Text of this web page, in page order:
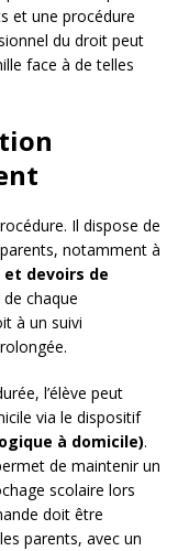
et une procédure
du droit peut
face à de telles
Il dispose de
notamment à
devoirs de
chaque
à un suivi
l’élève peut
via le dispositif
à domicile).
de maintenir un
scolaire lors
doit être
parents, avec un